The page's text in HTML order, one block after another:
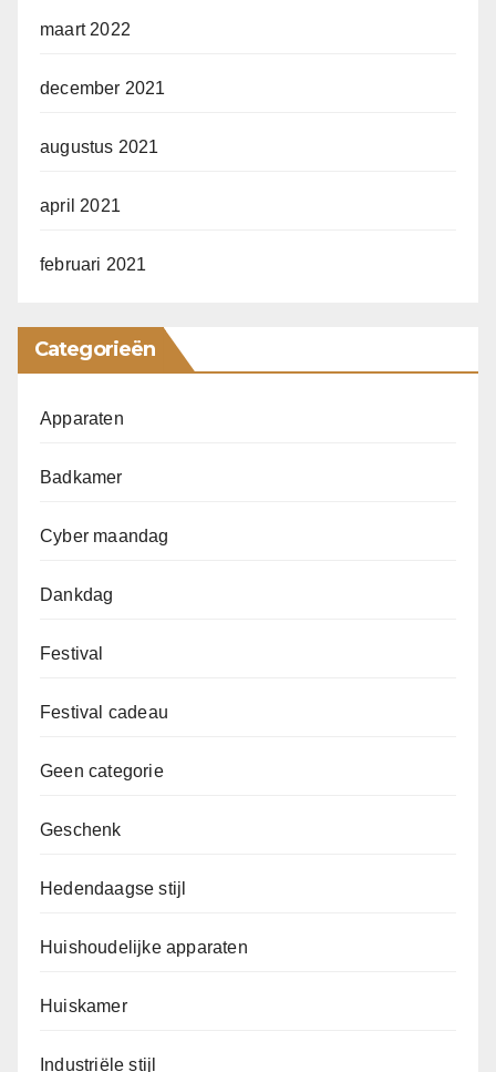
maart 2022
december 2021
augustus 2021
april 2021
februari 2021
Categorieën
Apparaten
Badkamer
Cyber maandag
Dankdag
Festival
Festival cadeau
Geen categorie
Geschenk
Hedendaagse stijl
Huishoudelijke apparaten
Huiskamer
Industriële stijl